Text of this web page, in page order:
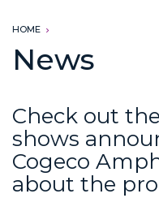
HOME
News
Check out
shows
Cogeco
about the